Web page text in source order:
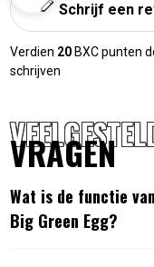
Schrijf een
Verdien 20 BXC punten
schrijven
VRAGEN
Wat is de functie
Big Green Egg?